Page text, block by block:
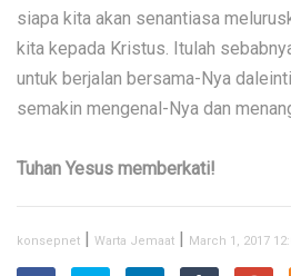
siapa kita akan senantiasa
kita kepada Kristus. Itulah
untuk berjalan bersama-Nya
semakin mengenal-Nya dan
Tuhan Yesus memberkati!
konsepnet | Warta Jemaat | March 1, 2017